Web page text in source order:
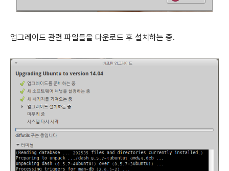
업그레이드 관련 파일들을 다운로드 후 설치하는 중.